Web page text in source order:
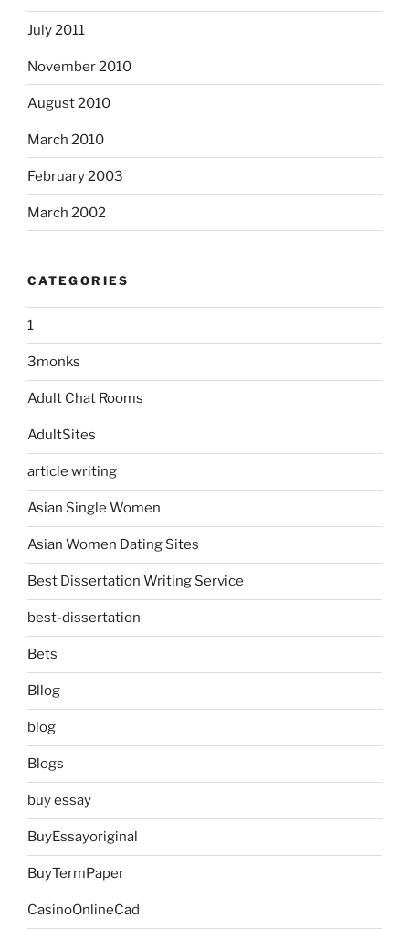
July 2011
November 2010
August 2010
March 2010
February 2003
March 2002
CATEGORIES
1
3monks
Adult Chat Rooms
AdultSites
article writing
Asian Single Women
Asian Women Dating Sites
Best Dissertation Writing Service
best-dissertation
Bets
Bllog
blog
Blogs
buy essay
BuyEssayoriginal
BuyTermPaper
CasinoOnlineCad